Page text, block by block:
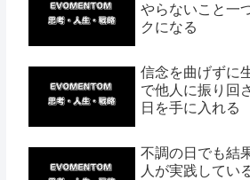
やらないこと一
クになる
信念を曲げずに
で他人に振り回
日を手に入れる
不調の日でも結
人が実践してい